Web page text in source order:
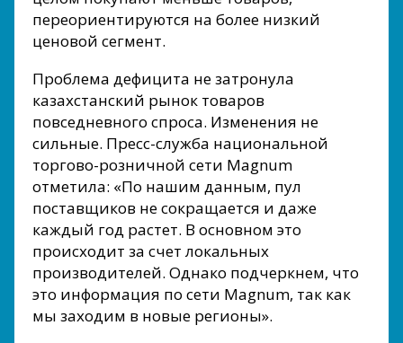
переориентируются на более низкий
ценовой сегмент.
Проблема дефицита не затронула
казахстанский рынок товаров
повседневного спроса. Изменения не
сильные. Пресс-служба национальной
торгово-розничной сети Magnum
отметила: «По нашим данным, пул
поставщиков не сокращается и даже
каждый год растет. В основном это
происходит за счет локальных
производителей. Однако подчеркнем, что
это информация по сети Magnum, так как
мы заходим в новые регионы».